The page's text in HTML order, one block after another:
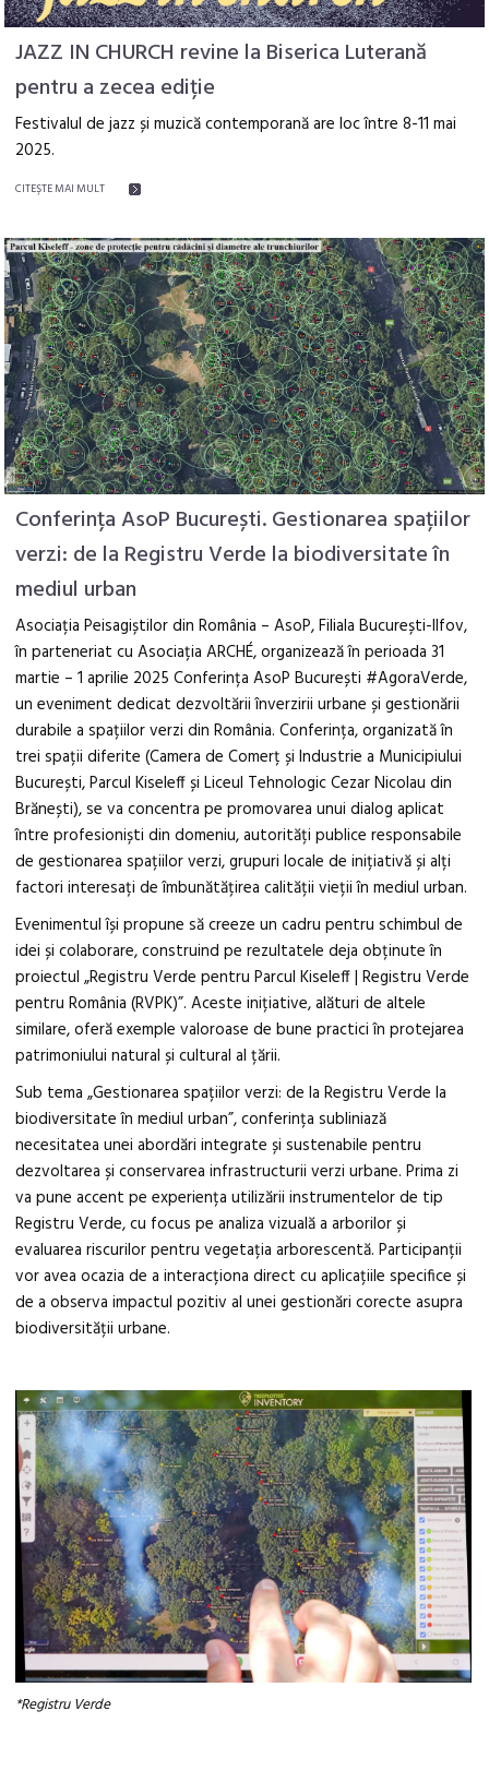
JAZZ IN CHURCH revine la Biserica Luterană
pentru a zecea ediție
Festivalul de jazz și muzică contemporană are loc între 8-11 mai
2025.
CITEŞTE MAI MULT
Conferința AsoP București. Gestionarea spațiilor
verzi: de la Registru Verde la biodiversitate în
mediul urban
Asociația Peisagiștilor din România – AsoP, Filiala București-Ilfov,
în parteneriat cu Asociația ARCHÉ, organizează în perioada 31
martie – 1 aprilie 2025 Conferința AsoP București #AgoraVerde,
un eveniment dedicat dezvoltării înverzirii urbane și gestionării
durabile a spațiilor verzi din România. Conferința, organizată în
trei spații diferite (Camera de Comerț și Industrie a Municipiului
București, Parcul Kiseleff și Liceul Tehnologic Cezar Nicolau din
Brănești), se va concentra pe promovarea unui dialog aplicat
între profesioniști din domeniu, autorități publice responsabile
de gestionarea spațiilor verzi, grupuri locale de inițiativă și alți
factori interesați de îmbunătățirea calității vieții în mediul urban.
Evenimentul își propune să creeze un cadru pentru schimbul de
idei și colaborare, construind pe rezultatele deja obținute în
proiectul „Registru Verde pentru Parcul Kiseleff | Registru Verde
pentru România (RVPK)”. Aceste inițiative, alături de altele
similare, oferă exemple valoroase de bune practici în protejarea
patrimoniului natural și cultural al țării.
Sub tema „Gestionarea spațiilor verzi: de la Registru Verde la
biodiversitate în mediul urban”, conferința subliniază
necesitatea unei abordări integrate și sustenabile pentru
dezvoltarea și conservarea infrastructurii verzi urbane. Prima zi
va pune accent pe experiența utilizării instrumentelor de tip
Registru Verde, cu focus pe analiza vizuală a arborilor și
evaluarea riscurilor pentru vegetația arborescentă. Participanții
vor avea ocazia de a interacționa direct cu aplicațiile specifice și
de a observa impactul pozitiv al unei gestionări corecte asupra
biodiversității urbane.
*Registru Verde